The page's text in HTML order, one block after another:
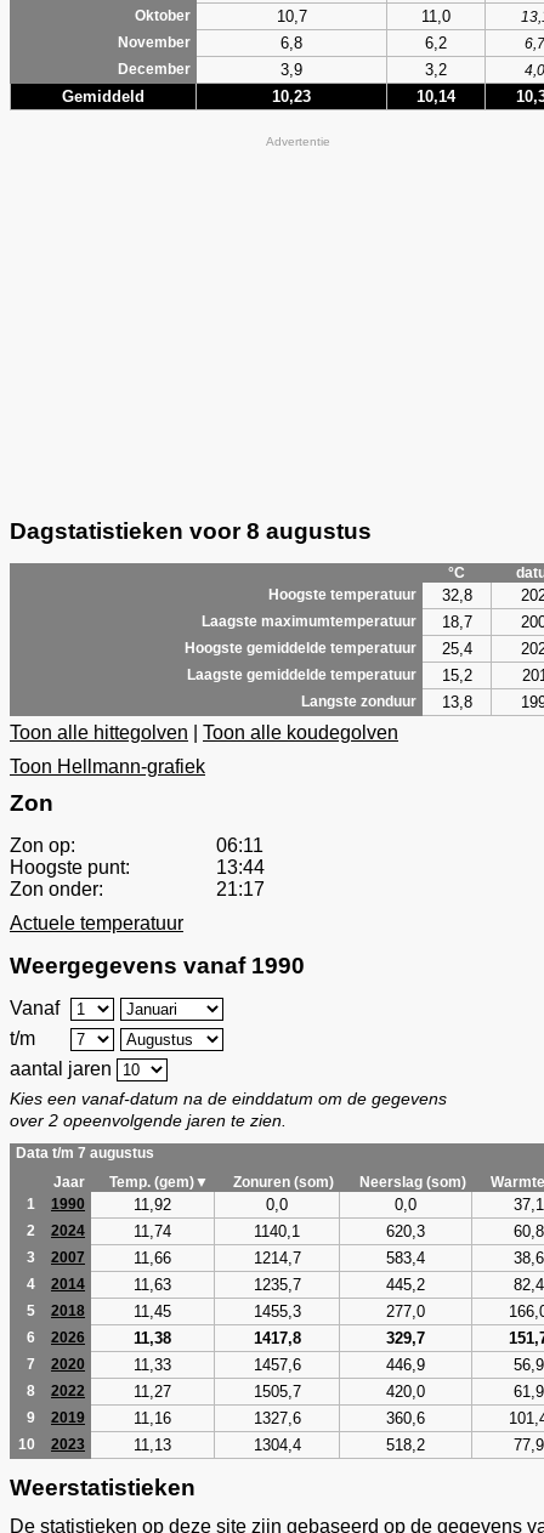
Oktober
10,7 11,0
November
6,8 6,2
6,7
December
3,9 3,2 4,0
Gemiddeld 10,23 10,14
Advertentie
Dagstatistieken voor 8 augustus
°C
Hoogste temperatuur
32,8
Laagste maximumtemperatuur 18,7
Hoogste gemiddelde temperatuur 25,4
Laagste gemiddelde temperatuur 15,2
Langste zonduur 13,8
Toon alle hittegolven
Toon alle koudegolven
Toon Hellmann-grafiek
Zon
Zon op:
06:11
Hoogste punt:
13:44
Zon onder:
21:17
Actuele temperatuur
Weergegevens vanaf 1990
Vanaf
t/m
aantal jaren
Kies een vanaf-datum na de einddatum om de gegevens
over 2 opeenvolgende jaren te zien.
Data t/m 7 augustus
Jaar
Temp. (gem)▼ Zonuren (som) Neerslag (som)
1
1990 11,92 0,0 0,0 37,1
2 2024 11,74 1140,1 620,3 60,8
3 2007 11,66 1214,7 583,4 38,6
4 2014 11,63 1235,7 445,2 82,4
5 2018 11,45 1455,3 277,0
6 2026 11,38 1417,8 329,7
7 2020 11,33 1457,6 446,9 56,9
8 2022 11,27 1505,7 420,0 61,9
9 2019 11,16 1327,6 360,6
10 2023 11,13 1304,4 518,2 77,9
Weerstatistieken
De statistieken op deze site zijn gebaseerd op de gegevens